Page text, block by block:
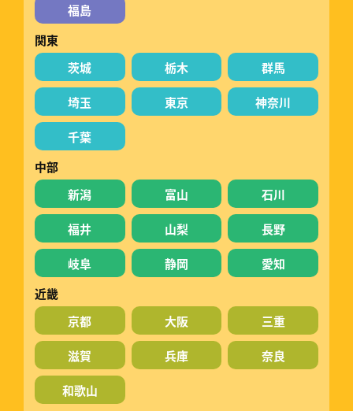
福島
関東
茨城
栃木 群馬
埼玉 東京 神奈川
千葉
中部
新潟
富山 石川
福井 山梨 長野
岐阜 静岡
愛知
近畿
京都
大阪 三重
滋賀 兵庫 奈良
和歌山